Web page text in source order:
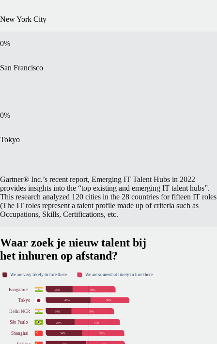
New York City
0%
San Francisco
0%
Tokyo
Gartner® Inc.’s recent report, Emerging IT Talent Hubs in 2022
provides insights into the “top existing and emerging IT talent hubs”.
This research analyzed 120 cities in the 28 countries for fifteen IT roles
(The IT roles represent a talent profile made up of criteria such as
Occupations, Skills, Certifications, etc.
Waar zoek je nieuw talent bij
het inhuren op afstand?